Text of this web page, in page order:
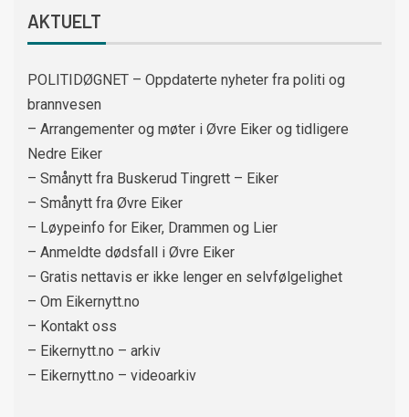
AKTUELT
POLITIDØGNET – Oppdaterte nyheter fra politi og
brannvesen
– Arrangementer og møter i Øvre Eiker og tidligere
Nedre Eiker
– Smånytt fra Buskerud Tingrett – Eiker
– Smånytt fra Øvre Eiker
– Løypeinfo for Eiker, Drammen og Lier
– Anmeldte dødsfall i Øvre Eiker
– Gratis nettavis er ikke lenger en selvfølgelighet
– Om Eikernytt.no
– Kontakt oss
– Eikernytt.no – arkiv
– Eikernytt.no – videoarkiv